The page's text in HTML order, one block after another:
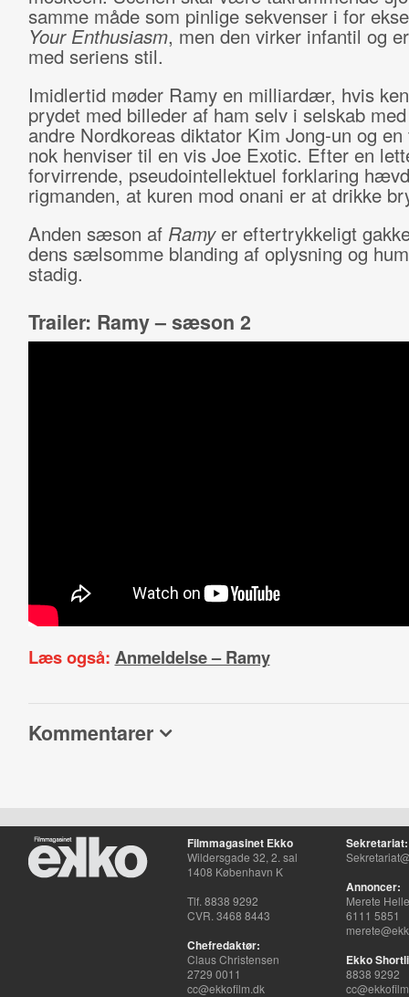
samme måde som pinlige sekvenser i for
Your Enthusiasm, men den virker infantil og
med seriens stil.
Imidlertid møder Ramy en milliardær, hvis
prydet med billeder af ham selv i selskab
andre Nordkoreas diktator Kim Jong-un og
nok henviser til en vis Joe Exotic. Efter en
forvirrende, pseudointellektuel forklaring
rigmanden, at kuren mod onani er at drikke
Anden sæson af Ramyer eftertrykkeligt
dens sælsomme blanding af oplysning og
stadig.
Trailer: Ramy – sæson 2
Læs også: Anmeldelse – Ramy
Kommentarer
Filmmagasinet Ekko
Wildersgade 32, 2. sal
1408 København K
Tlf. 8838 9292
CVR. 3468 8443
Chefredaktør:
Claus Christensen
2729 0011
cc@ekkofilm.dk
Sekretariat:
Annoncer:
Merete
6111 5851
Ekko
8838 9292